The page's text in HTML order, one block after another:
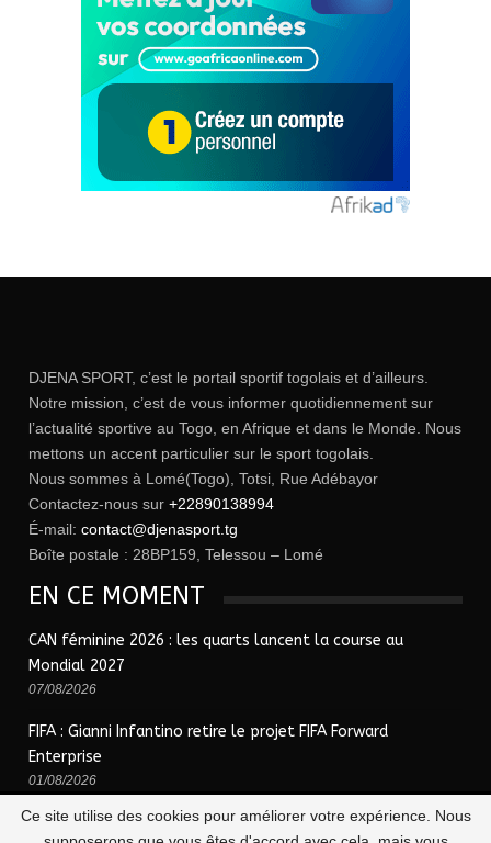
DJENA SPORT, c’est le portail sportif togolais et d’ailleurs.
Notre mission, c’est de vous informer quotidiennement sur
l’actualité sportive au Togo, en Afrique et dans le Monde. Nous
mettons un accent particulier sur le sport togolais.
Nous sommes à Lomé(Togo), Totsi, Rue Adébayor
Contactez-nous sur +22890138994
É-mail: contact@djenasport.tg
Boîte postale : 28BP159, Telessou – Lomé
EN CE MOMENT
CAN féminine 2026 : les quarts lancent la course au
Mondial 2027
07/08/2026
FIFA : Gianni Infantino retire le projet FIFA Forward
Enterprise
01/08/2026
Ce site utilise des cookies pour améliorer votre expérience. Nous